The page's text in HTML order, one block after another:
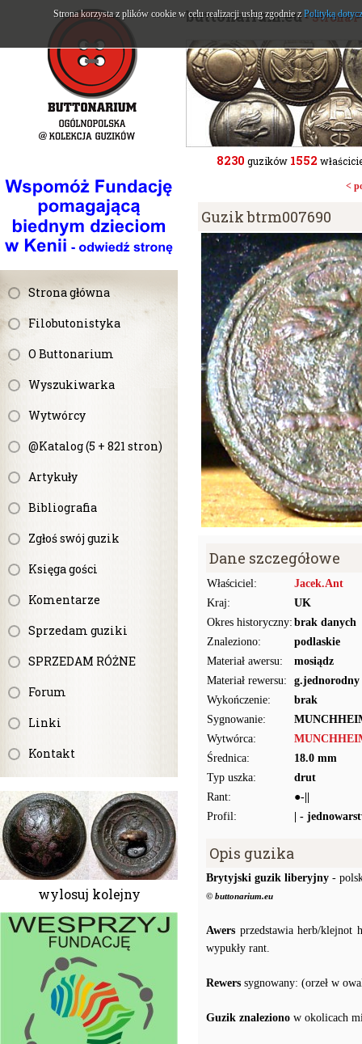
Strona główna
Filobutonistyka
O Buttonarium
Wyszukiwarka
Wytwórcy
@Katalog (5 + 821 stron)
Artykuły
Bibliografia
Zgłoś swój guzik
Księga gości
Komentarze
Sprzedam guziki
SPRZEDAM RÓŻNE
Forum
Linki
Kontakt
wylosuj kolejny
buttonarium.eu- Strona
8230 guzików 1552
<
Guzik btrm007690
Dane szczegółowe
Właściciel:
Jacek.Ant
Kraj:
UK
Okres historyczny: brak danych
Znaleziono:
podlaskie
Materiał awersu:
mosiądz
Materiał rewersu:
g.jednorodny
Wykończenie:
brak
Sygnowanie:
Wytwórca:
Średnica:
18.0 mm
Typ uszka:
drut
Rant:
●-||
Profil:
| -
Opis guzika
Brytyjski guzik liberyjny -
© buttonarium.eu
Awers przedstawia herb/klejnot
wypukły rant.
Rewers sygnowany: (orzeł w
Guzik znaleziono w okolicach
Strona korzysta z plików cookie w celu realizacji usług zgodnie z Polityką